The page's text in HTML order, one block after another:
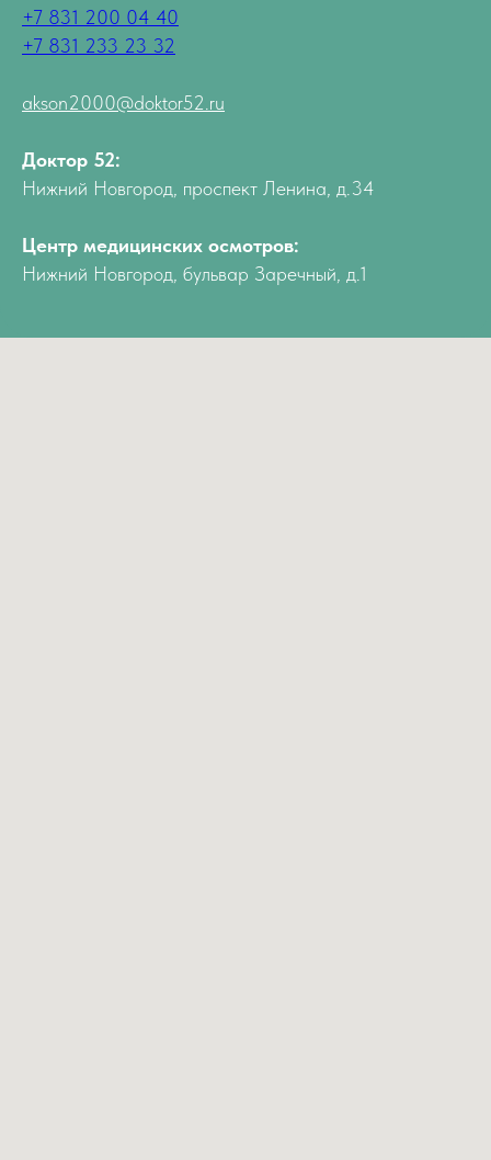
+7 831 200 04 40
+7 831 233 23 32
akson2000@doktor52.ru
Доктор 52:
Нижний Новгород, проспект Ленина, д.34
Центр медицинских осмотров:
Нижний Новгород, бульвар Заречный, д.1